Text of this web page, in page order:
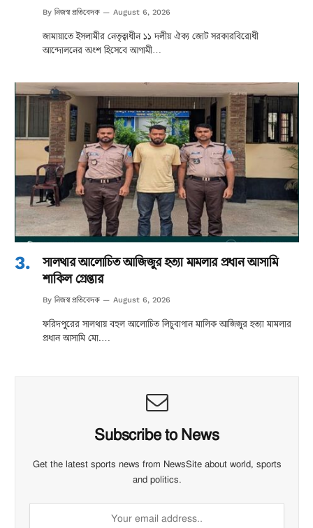
By নিজস্ব প্রতিবেদক August 6, 2026
জামায়াতে ইসলামীর নেতৃত্বাধীন ১১ দলীয় ঐক্য জোট সরকারবিরোধী
আন্দোলনের অংশ হিসেবে আগামী…
সালথার আলোচিত আজিজুর হত্যা মামলার প্রধান আসামি
শাকিল গ্রেপ্তার
By নিজস্ব প্রতিবেদক August 6, 2026
ফরিদপুরের সালথায় বহুল আলোচিত লিচুবাগান মালিক আজিজুর হত্যা মামলার
প্রধান আসামি মো.…
Subscribe to News
Get the latest sports news from NewsSite about world, sports
and politics.